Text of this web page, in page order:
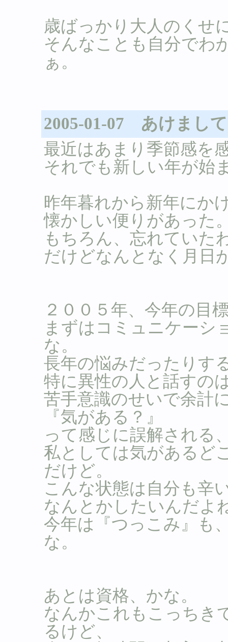
歳ばっかり大人のくせ
そんなことも自分でわ
ぁ。
2005-01-07 あけまし
最近はあまり季節感を
それでも新しい年が始
昨年暮れから新年にか
懐かしい便りがあった
もちろん、忘れていた
だけどなんとなく月日
２００５年、今年の目
まずはコミュニケーシ
な。
長年の悩みだったりす
特に異性の人と話すの
苦手意識のせいで余計
『気がある？』
って感じに誤解される
私としては気があるど
だけど。
こんな状態は自分も辛
なんとかしたいんだよ
今年は『つっこみ』も
な。
あとは資格、かな。
なんかこれもこっちき
るけど、